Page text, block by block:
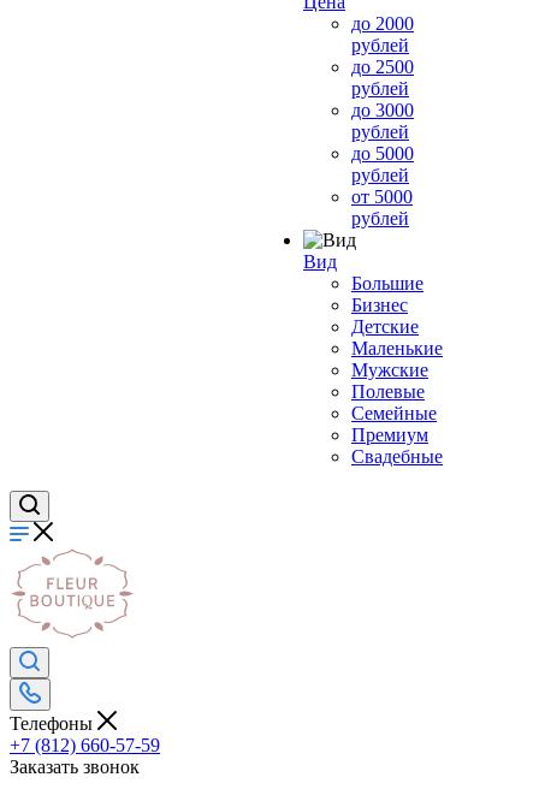
до 2000
рублей
до 2500
рублей
до 3000
рублей
до 5000
рублей
от 5000
рублей
Вид
Большие
Бизнес
Детские
Маленькие
Мужские
Полевые
Семейные
Премиум
Свадебные
Телефоны
+7 (812) 660-57-59
Заказать звонок